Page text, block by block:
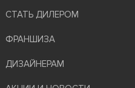
СТАТЬ ДИЛЕРОМ
ФРАНШИЗА
ДИЗАЙНЕРАМ